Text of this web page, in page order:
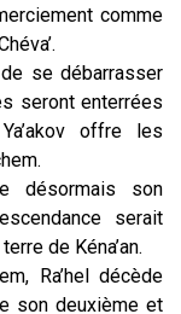
comme
se débarrasser
seront enterrées
offre les
désormais son
serait
de Kéna’an.
Ra’hel décède
son deuxième et